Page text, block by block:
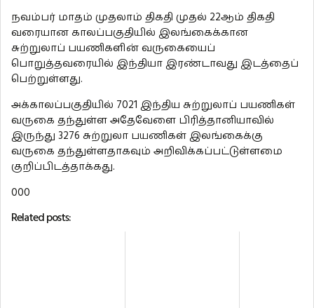
நவம்பர் மாதம் முதலாம் திகதி முதல் 22ஆம் திகதி
வரையான காலப்பகுதியில் இலங்கைக்கான
சுற்றுலாப் பயணிகளின் வருகையைப்
பொறுத்தவரையில் இந்தியா இரண்டாவது இடத்தைப்
பெற்றுள்ளது.
அக்காலப்பகுதியில் 7021 இந்திய சுற்றுலாப் பயணிகள்
வருகை தந்துள்ள அதேவேளை பிரித்தானியாவில்
இருந்து 3276 சுற்றுலா பயணிகள் இலங்கைக்கு
வருகை தந்துள்ளதாகவும் அறிவிக்கப்பட்டுள்ளமை
குறிப்பிடத்தாக்கது.
000
Related posts: